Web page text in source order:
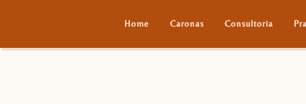
Home Caronas Consultoria